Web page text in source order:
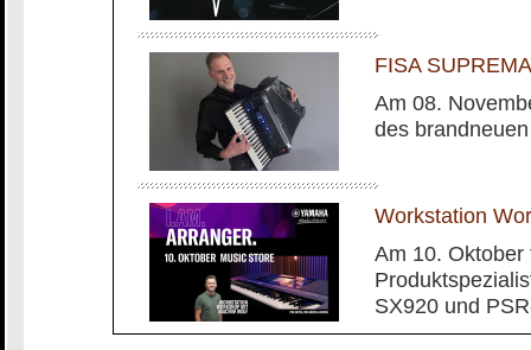
FISA
Am 08.
des
Workstation
Am 10.
SX920 und